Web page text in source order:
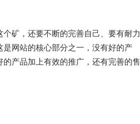
矿，还要不断的完善自己、要有耐力
网站的核心部分之一，没有好的产
产品加上有效的推广，还有完善的售